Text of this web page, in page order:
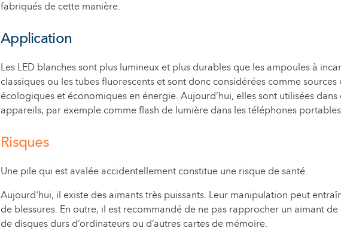
fabriqués de cette manière.
Application
Les LED blanches sont plus lumineux et plus durables que les ampoules à
classiques ou les tubes fluorescents et sont donc considérées comme
écologiques et économiques en énergie. Aujourd’hui, elles sont utilisées
appareils, par exemple comme flash de lumière dans les téléphones
Risques
Une pile qui est avalée accidentellement constitue une risque de santé.
Aujourd'hui, il existe des aimants très puissants. Leur manipulation peut
de blessures. En outre, il est recommandé de ne pas rapprocher un aimant
de disques durs d’ordinateurs ou d’autres cartes de mémoire.